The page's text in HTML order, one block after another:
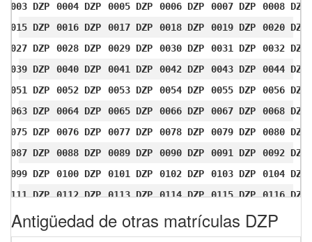
0003 DZP 0004 DZP 0005 DZP 0006 DZP 0007 DZP
0008 DZP
0015 DZP
0016 DZP 0017 DZP 0018 DZP 0019 DZP
0020 DZP
0027 DZP
0028 DZP 0029 DZP 0030 DZP 0031 DZP
0032 DZP
0039 DZP
0040 DZP 0041 DZP 0042 DZP 0043 DZP
0044 DZP
0051 DZP
0052 DZP 0053 DZP 0054 DZP 0055 DZP
0056 DZP
0063 DZP
0064 DZP 0065 DZP 0066 DZP 0067 DZP
0068 DZP
0075 DZP
0076 DZP 0077 DZP 0078 DZP 0079 DZP
0080 DZP
0087 DZP
0088 DZP 0089 DZP 0090 DZP 0091 DZP
0092 DZP
0099 DZP
0100 DZP 0101 DZP 0102 DZP 0103 DZP
0104 DZP
0111 DZP
0112 DZP 0113 DZP 0114 DZP 0115 DZP
0116 DZP
0123 DZP
0124 DZP 0125 DZP 0126 DZP 0127 DZP
0128 DZP
0135 DZP
0136 DZP 0137 DZP 0138 DZP 0139 DZP
0140 DZP
Antigüedad de otras matrículas DZP